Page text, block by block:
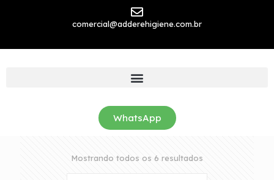
comercial@adderehigiene.com.br
WhatsApp
Mostrando todos os 6 resultados